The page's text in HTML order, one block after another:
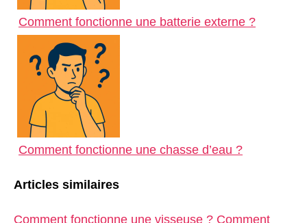
Comment fonctionne une batterie externe ?
Comment fonctionne une chasse d’eau ?
Articles similaires
Comment fonctionne une visseuse ? Comment